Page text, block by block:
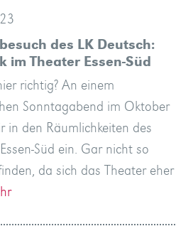
des LK Deutsch:
im Theater Essen-Süd
richtig? An einem
Sonntagabend im Oktober
in den Räumlichkeiten des
Essen-Süd ein. Gar nicht so
da sich das Theater eher